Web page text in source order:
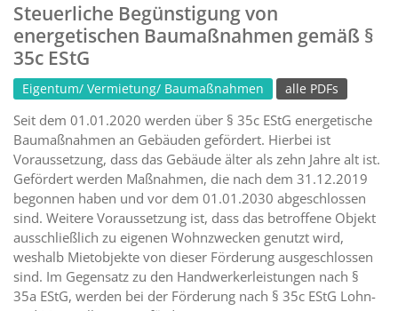
Steuerliche Begünstigung von
energetischen Baumaßnahmen gemäß §
35c EStG
Eigentum/ Vermietung/ Baumaßnahmen alle PDFs
Seit dem 01.01.2020 werden über § 35c EStG energetische
Baumaßnahmen an Gebäuden gefördert. Hierbei ist
Voraussetzung, dass das Gebäude älter als zehn Jahre alt ist.
Gefördert werden Maßnahmen, die nach dem 31.12.2019
begonnen haben und vor dem 01.01.2030 abgeschlossen
sind. Weitere Voraussetzung ist, dass das betroffene Objekt
ausschließlich zu eigenen Wohnzwecken genutzt wird,
weshalb Mietobjekte von dieser Förderung ausgeschlossen
sind. Im Gegensatz zu den Handwerkerleistungen nach §
35a EStG, werden bei der Förderung nach § 35c EStG Lohn-